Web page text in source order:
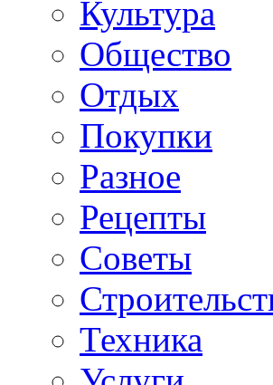
Культура
Общество
Отдых
Покупки
Разное
Рецепты
Советы
Техника